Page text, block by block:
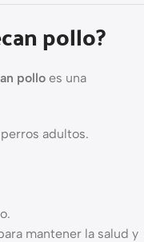
pollo?
pollo es una
adultos.
mantener la salud y